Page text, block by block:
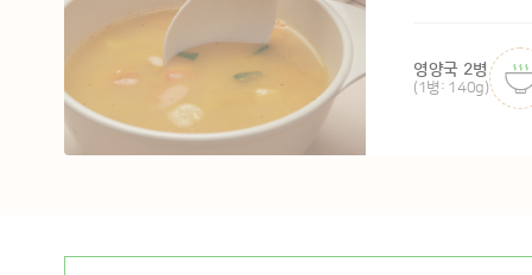
영양국찬
영양국 2병
(1병: 140g)